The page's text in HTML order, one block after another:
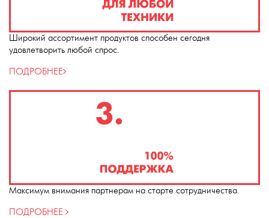
Широкий ассортимент продуктов способен сегодня
удовлетворить любой спрос.
ПОДРОБНЕЕ
Максимум внимания партнерам на старте сотрудничества.
ПОДРОБНЕЕ